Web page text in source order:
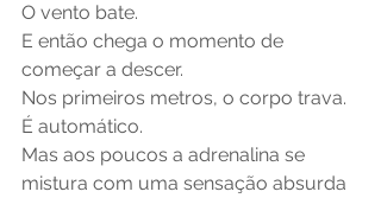
O vento bate.
E então chega o momento de
começar a descer.
Nos primeiros metros, o corpo trava.
É automático.
Mas aos poucos a adrenalina se
mistura com uma sensação absurda